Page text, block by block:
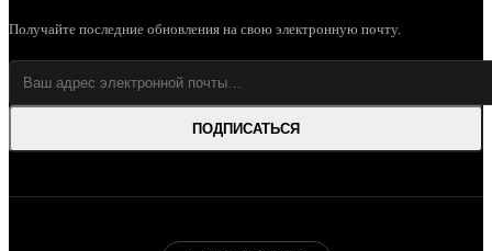
Получайте последние обновления на свою электронную почту.
ПОДПИСАТЬСЯ